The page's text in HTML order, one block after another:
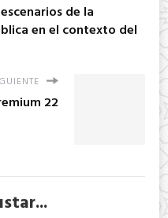
de la
en el contexto del
22